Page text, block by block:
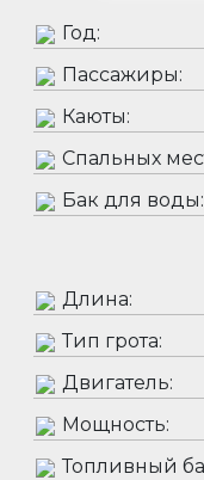
Год:
Пассажиры:
Каюты:
Спальных
Бак для воды:
Длина:
Тип грота:
Двигатель:
Мощность:
Топливный